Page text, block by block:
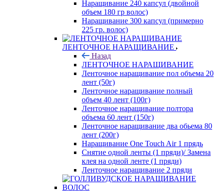
Наращивание 240 капсул (двойной
объем 180 гр волос)
Наращивание 300 капсул (примерно
225 гр. волос)
ЛЕНТОЧНОЕ НАРАЩИВАНИЕ
Назад
ЛЕНТОЧНОЕ НАРАЩИВАНИЕ
Ленточное наращивание пол объема 20
лент (50г)
Ленточное наращивание полный
объем 40 лент (100г)
Ленточное наращивание полтора
объема 60 лент (150г)
Ленточное наращивание два обьема 80
лент (200г)
Наращивание One Touch Air 1 прядь
Снятие одной ленты (1 пряди)/ Замена
клея на одной ленте (1 пряди)
Ленточное наращивание 2 пряди